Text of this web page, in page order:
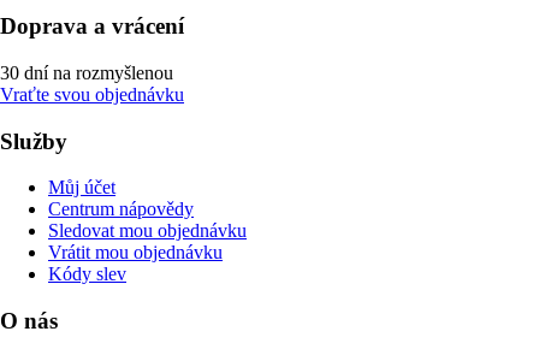
Doprava a vrácení
30 dní na rozmyšlenou
Vraťte svou objednávku
Služby
Můj účet
Centrum nápovědy
Sledovat mou objednávku
Vrátit mou objednávku
Kódy slev
O nás